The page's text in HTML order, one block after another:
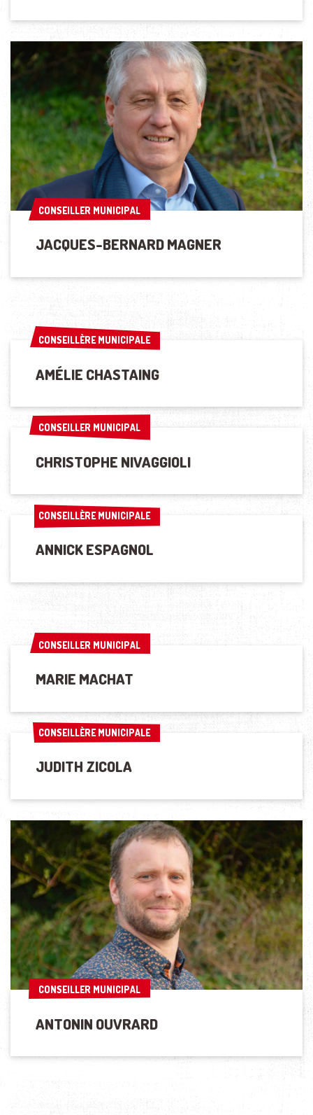
CONSEILLER MUNICIPAL
CONSEILLER MUNICIPAL
JACQUES-BERNARD MAGNER
CONSEILLÈRE MUNICIPALE
CONSEILLÈRE MUNICIPALE
AMÉLIE CHASTAING
CONSEILLER MUNICIPAL
CONSEILLER MUNICIPAL
CHRISTOPHE NIVAGGIOLI
CONSEILLÈRE MUNICIPALE
CONSEILLÈRE MUNICIPALE
ANNICK ESPAGNOL
CONSEILLER MUNICIPAL
CONSEILLER MUNICIPAL
MARIE MACHAT
CONSEILLÈRE MUNICIPALE
CONSEILLÈRE MUNICIPALE
JUDITH ZICOLA
CONSEILLER MUNICIPAL
CONSEILLER MUNICIPAL
ANTONIN OUVRARD